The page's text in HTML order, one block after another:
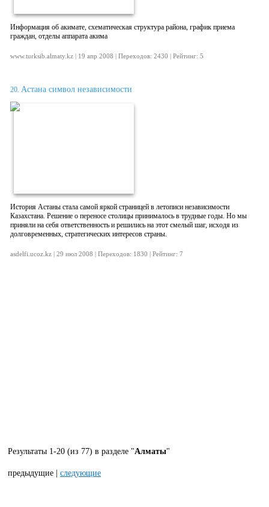
Информация об акимате, схематическая структура района, график приема
граждан, отделы аппарата акима
www.turksib.almaty.kz | 19 апр 2008 | Переходов: 2430 | Рейтинг: 5
20. Астана символ независимости
История Астаны стала самой яркой страницей в летописи независимости
Казахстана. Решение о переносе столицы принималось в трудные годы. Но мы
приняли на себя ответственность и решились на этот смелый шаг, исходя из
долговременных, стратегических интересов страны.
asdelfi.ucoz.kz | 29 июл 2008 | Переходов: 1830 | Рейтинг: 7
Результаты 1-20 (из 77) в разделе "Алматы"
предыдущие | следующие